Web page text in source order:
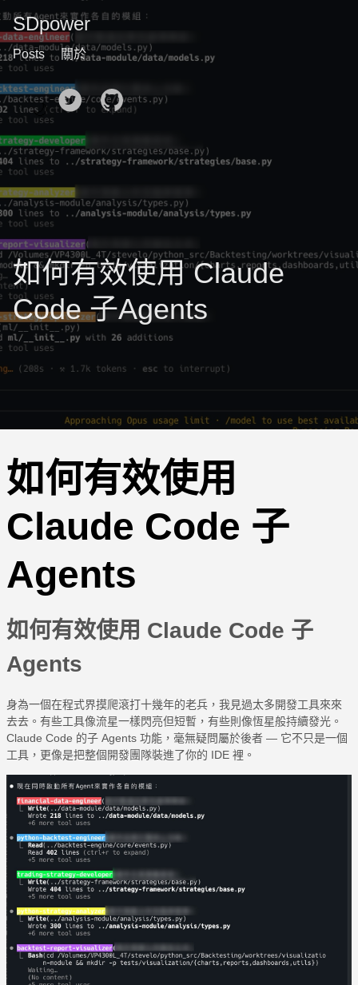
SDpower
Posts 關於
🌙
如何有效使用 Claude
Code 子Agents
如何有效使用
Claude Code 子
Agents
如何有效使用 Claude Code 子
Agents
身為一個在程式界摸爬滾打十幾年的老兵，我見過太多開發工具來來
去去。有些工具像流星一樣閃亮但短暫，有些則像恆星般持續發光。
Claude Code 的子 Agents 功能，毫無疑問屬於後者 — 它不只是一個
工具，更像是把整個開發團隊裝進了你的 IDE 裡。